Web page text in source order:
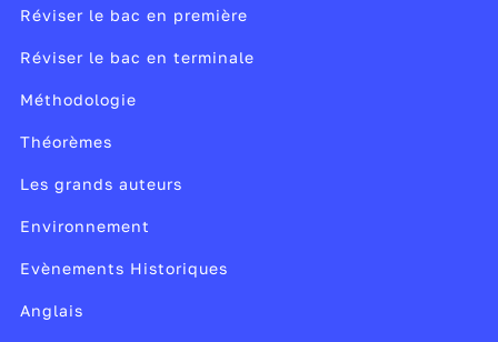
Réviser le bac en première
Réviser le bac en terminale
Méthodologie
Théorèmes
Les grands auteurs
Environnement
Evènements Historiques
Anglais